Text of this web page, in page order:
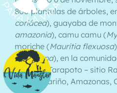
800 plántulas de árboles,
coriácea), guayaba de
amazonia), camu camu (
moriche (Mauritia flexuosa
spruceana), en la
lagos de Tarapoto – sitio
Puerto Nariño, Amazonas,